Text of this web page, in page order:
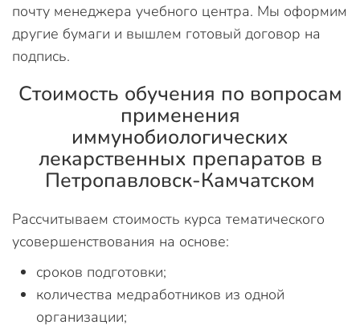
почту менеджера учебного центра. Мы оформим
другие бумаги и вышлем готовый договор на
подпись.
Стоимость обучения по вопросам
применения
иммунобиологических
лекарственных препаратов в
Петропавловск-Камчатском
Рассчитываем стоимость курса тематического
усовершенствования на основе:
сроков подготовки;
количества медработников из одной
организации;